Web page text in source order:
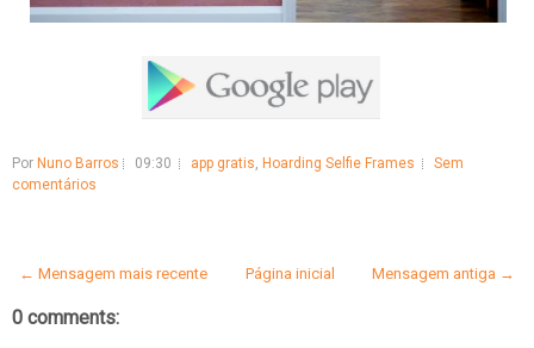
Por Nuno Barros 09:30 app gratis, Hoarding Selfie Frames
Sem
comentários
← Mensagem mais recente Mensagem antiga →
Página inicial
0 comments: